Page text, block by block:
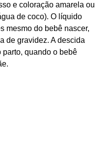
e coloração amarela ou
de coco). O líquido
mesmo do bebê nascer,
de gravidez. A descida
quando o bebê